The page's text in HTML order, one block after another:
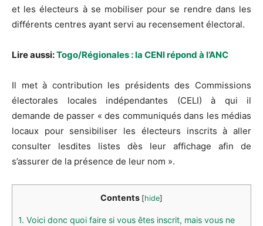
et les électeurs à se mobiliser pour se rendre dans les
différents centres ayant servi au recensement électoral.
Lire aussi:Togo/Régionales : la CENI répond à l’ANC
Il met à contribution les présidents des Commissions
électorales locales indépendantes (CELI) à qui il
demande de passer « des communiqués dans les médias
locaux pour sensibiliser les électeurs inscrits à aller
consulter lesdites listes dès leur affichage afin de
s’assurer de la présence de leur nom ».
Contents [hide]
1. Voici donc quoi faire si vous êtes inscrit, mais vous ne